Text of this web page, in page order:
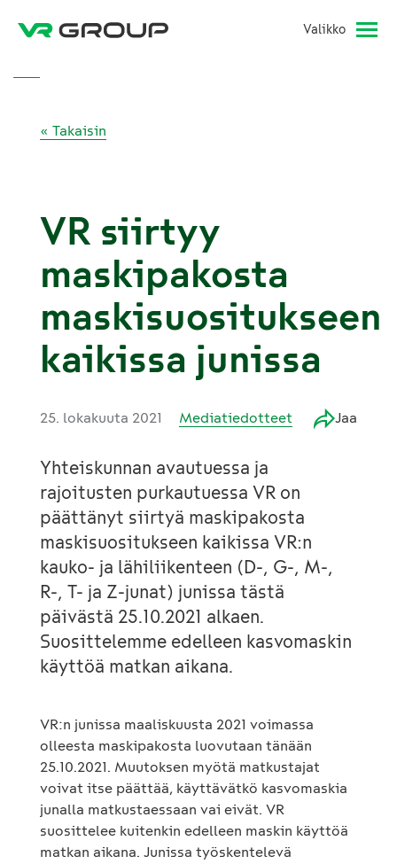
Valikko
« Takaisin
VR siirtyy
maskipakosta
maskisuositukseen
kaikissa junissa
25. lokakuuta 2021 Mediatiedotteet Jaa
Yhteiskunnan avautuessa ja
rajoitusten purkautuessa VR on
päättänyt siirtyä maskipakosta
maskisuositukseen kaikissa VR:n
kauko- ja lähiliikenteen (D-, G-, M-,
R-, T- ja Z-junat) junissa tästä
päivästä 25.10.2021 alkaen.
Suosittelemme edelleen kasvomaskin
käyttöä matkan aikana.
VR:n junissa maaliskuusta 2021 voimassa
olleesta maskipakosta luovutaan tänään
25.10.2021. Muutoksen myötä matkustajat
voivat itse päättää, käyttävätkö kasvomaskia
junalla matkustaessaan vai eivät. VR
suosittelee kuitenkin edelleen maskin käyttöä
matkan aikana. Junissa työskentelevä